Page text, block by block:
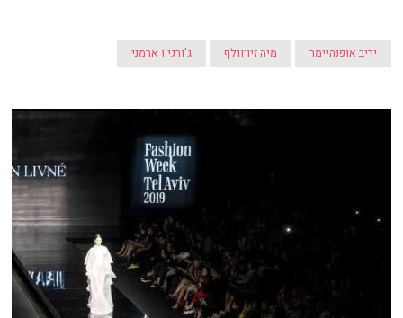
יריב אופנהיימר מיה זיו־וולף ג'ורגי'ו ארמני